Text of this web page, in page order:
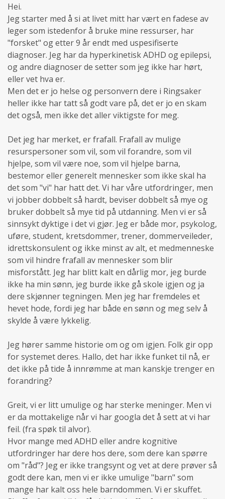
Hei.
Jeg starter med å si at livet mitt har vært en fadese av
leger som istedenfor å bruke mine ressurser, har
"forsket" og etter 9 år endt med uspesifiserte
diagnoser. Jeg har da hyperkinetisk ADHD og epilepsi,
og andre diagnoser de setter som jeg ikke har hørt,
eller vet hva er.
Men det er jo helse og personvern dere i Ringsaker
heller ikke har tatt så godt vare på, det er jo en skam
det også, men ikke det aller viktigste for meg.
Det jeg har merket, er frafall. Frafall av mulige
resurspersoner som vil, som vil forandre, som vil
hjelpe, som vil være noe, som vil hjelpe barna,
bestemor eller generelt mennesker som ikke skal ha
det som "vi" har hatt det. Vi har våre utfordringer, men
vi jobber dobbelt så hardt, beviser dobbelt så mye og
bruker dobbelt så mye tid på utdanning. Men vi er så
sinnsykt dyktige i det vi gjør. Jeg er både mor, psykolog,
uføre, student, kretsdommer, trener, dommerveileder,
idrettskonsulent og ikke minst av alt, et medmenneske
som vil hindre frafall av mennesker som blir
misforstått. Jeg har blitt kalt en dårlig mor, jeg burde
ikke ha min sønn, jeg burde ikke gå skole igjen og ja
dere skjønner tegningen. Men jeg har fremdeles et
hevet hode, fordi jeg har både en sønn og meg selv å
skylde å være lykkelig.
Jeg hører samme historie om og om igjen. Folk gir opp
for systemet deres. Hallo, det har ikke funket til nå, er
det ikke på tide å innrømme at man kanskje trenger en
forandring?
Greit, vi er litt umulige og har sterke meninger. Men vi
er da mottakelige når vi har googla det å sett at vi har
feil. (fra spøk til alvor).
Hvor mange med ADHD eller andre kognitive
utfordringer har dere hos dere, som dere kan spørre
om "råd"? Jeg er ikke trangsynt og vet at dere prøver så
godt dere kan, men vi er ikke umulige "barn" som
mange har kalt oss hele barndommen. Vi er skuffet.